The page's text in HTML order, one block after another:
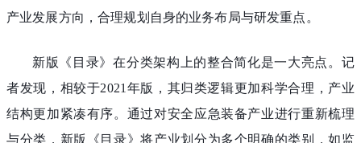
产业发展方向，合理规划自身的业务布局与研发重点。
新版《目录》在分类架构上的整合简化是一大亮点。记
者发现，相较于2021年版，其归类逻辑更加科学合理，产业
结构更加紧凑有序。通过对安全应急装备产业进行重新梳理
与分类，新版《目录》将产业划分为多个明确的类别，如监